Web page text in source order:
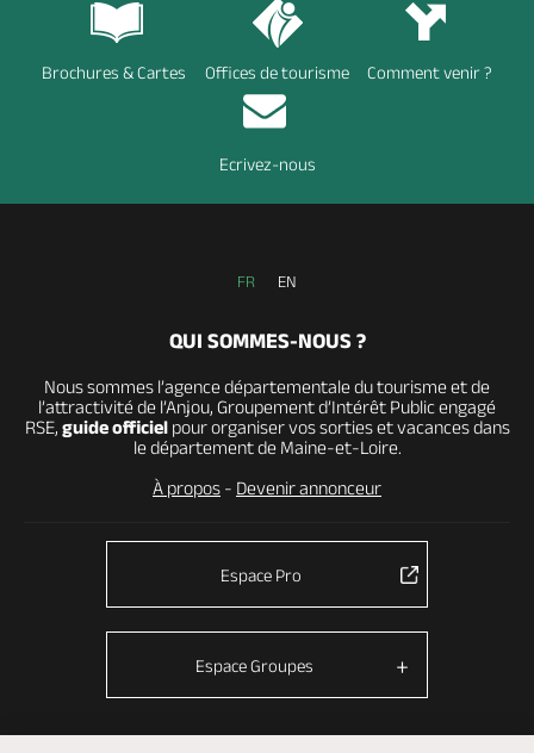
Brochures & Cartes Offices de tourisme Comment venir ?
Ecrivez-nous
FR EN
QUI SOMMES-NOUS ?
Nous sommes l’agence départementale du tourisme et de
l’attractivité de l’Anjou, Groupement d’Intérêt Public engagé
RSE, guide officielpour organiser vos sorties et vacances dans
le département de Maine-et-Loire.
À propos - Devenir annonceur
Espace Pro
Espace Groupes